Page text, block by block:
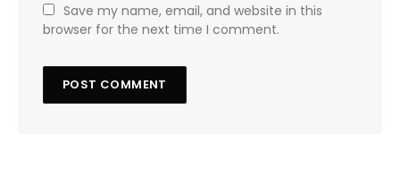
Save my name, email, and website in this
browser for the next time I comment.